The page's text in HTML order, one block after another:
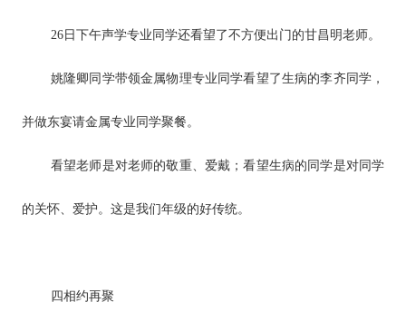
26日下午声学专业同学还看望了不方便出门的甘昌明老师。
姚隆卿同学带领金属物理专业同学看望了生病的李齐同学，
并做东宴请金属专业同学聚餐。
看望老师是对老师的敬重、爱戴；看望生病的同学是对同学
的关怀、爱护。这是我们年级的好传统。
四相约再聚